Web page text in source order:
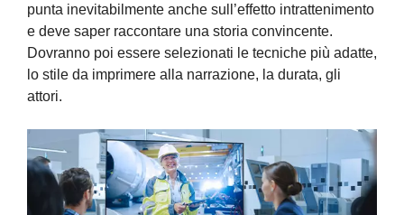
punta inevitabilmente anche sull’effetto intrattenimento
e deve saper raccontare una storia convincente.
Dovranno poi essere selezionati le tecniche più adatte,
lo stile da imprimere alla narrazione, la durata, gli
attori.